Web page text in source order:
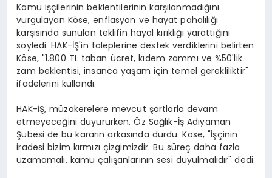
Kamu işçilerinin beklentilerinin karşılanmadığını
vurgulayan Köse, enflasyon ve hayat pahalılığı
karşısında sunulan teklifin hayal kırıklığı yarattığını
söyledi. HAK-İŞ'in taleplerine destek verdiklerini belirten
Köse, "1.800 TL taban ücret, kıdem zammı ve %50'lik
zam beklentisi, insanca yaşam için temel gerekliliktir"
ifadelerini kullandı.
HAK-İŞ, müzakerelere mevcut şartlarla devam
etmeyeceğini duyururken, Öz Sağlık-İş Adıyaman
Şubesi de bu kararın arkasında durdu. Köse, "İşçinin
iradesi bizim kırmızı çizgimizdir. Bu süreç daha fazla
uzamamalı, kamu çalışanlarının sesi duyulmalıdır" dedi.